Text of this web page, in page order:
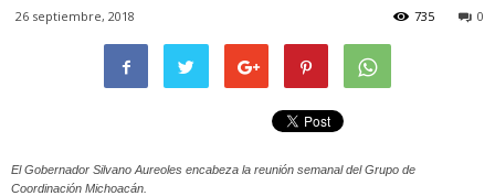
26 septiembre, 2018 0
735
El Gobernador Silvano Aureoles encabeza la reunión semanal del Grupo de
Coordinación Michoacán.